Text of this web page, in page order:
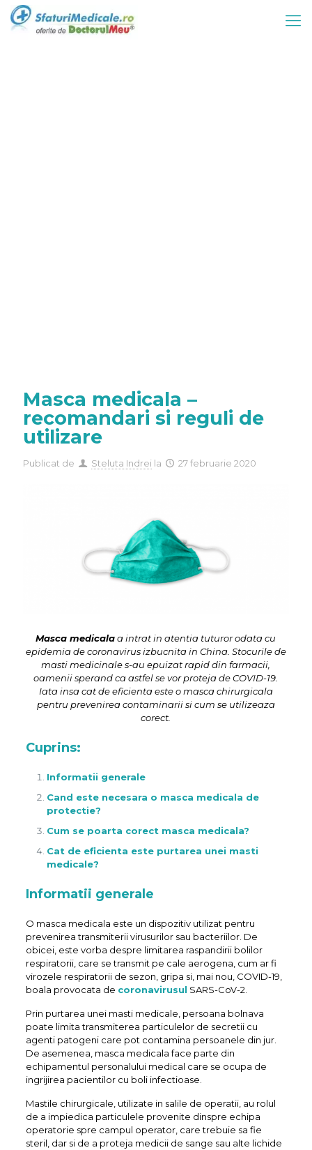
Masca medicala –
recomandari si reguli de
utilizare
Publicat de Steluta Indrei la 27 februarie 2020
Masca medicalaa intrat in atentia tuturor odata cu
epidemia de coronavirus izbucnita in China. Stocurile de
masti medicinale s-au epuizat rapid din farmacii,
oamenii sperand ca astfel se vor proteja de COVID-19.
Iata insa cat de eficienta este o masca chirurgicala
pentru prevenirea contaminarii si cum se utilizeaza
corect.
Cuprins:
Informatii generale
Cand este necesara o masca medicala de
protectie?
Cum se poarta corect masca medicala?
Cat de eficienta este purtarea unei masti
medicale?
Informatii generale
O masca medicala este un dispozitiv utilizat pentru
prevenirea transmiterii virusurilor sau bacteriilor. De
obicei, este vorba despre limitarea raspandirii bolilor
respiratorii, care se transmit pe cale aerogena, cum ar fi
virozele respiratorii de sezon, gripa si, mai nou, COVID-19,
boala provocata de coronavirusul SARS-CoV-2.
Prin purtarea unei masti medicale, persoana bolnava
poate limita transmiterea particulelor de secretii cu
agenti patogeni care pot contamina persoanele din jur.
De asemenea, masca medicala face parte din
echipamentul personalului medical care se ocupa de
ingrijirea pacientilor cu boli infectioase.
Mastile chirurgicale, utilizate in salile de operatii, au rolul
de a impiedica particulele provenite dinspre echipa
operatorie spre campul operator, care trebuie sa fie
steril, dar si de a proteja medicii de sange sau alte lichide